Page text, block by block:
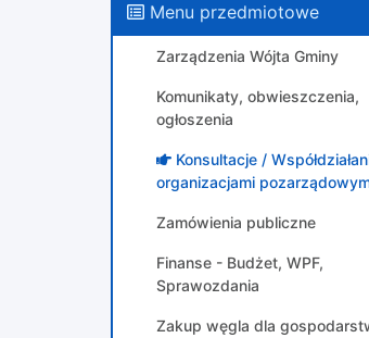
Menu przedmiotowe
Zarządzenia Wójta Gminy
Komunikaty, obwieszczenia,
ogłoszenia
Konsultacje /
organizacjami
Zamówienia publiczne
Finanse - Budżet, WPF,
Sprawozdania
Zakup węgla dla